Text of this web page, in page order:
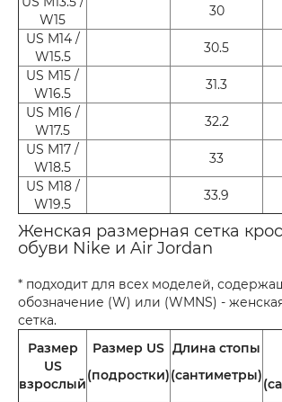
W15
30
US M14 /
W15.5
30.5
US M15 /
W16.5
31.3
US M16 /
W17.5
32.2
US M17 /
W18.5
33
US M18 /
W19.5
33.9
Женская размерная сетка
обуви Nike и Air Jordan
* подходит для всех моделей,
обозначение (W) или (WMNS) -
сетка.
Размер
US
взрослый
Размер US
(подростки)
Длина стопы
(сантиметры)